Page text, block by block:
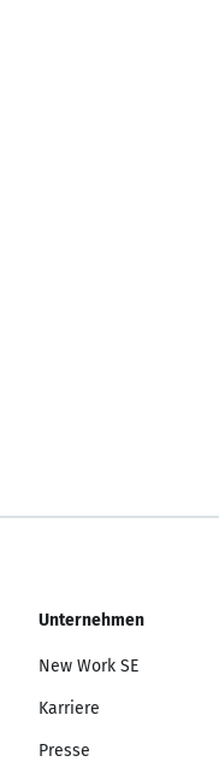
Unternehmen
New Work SE
Karriere
Presse